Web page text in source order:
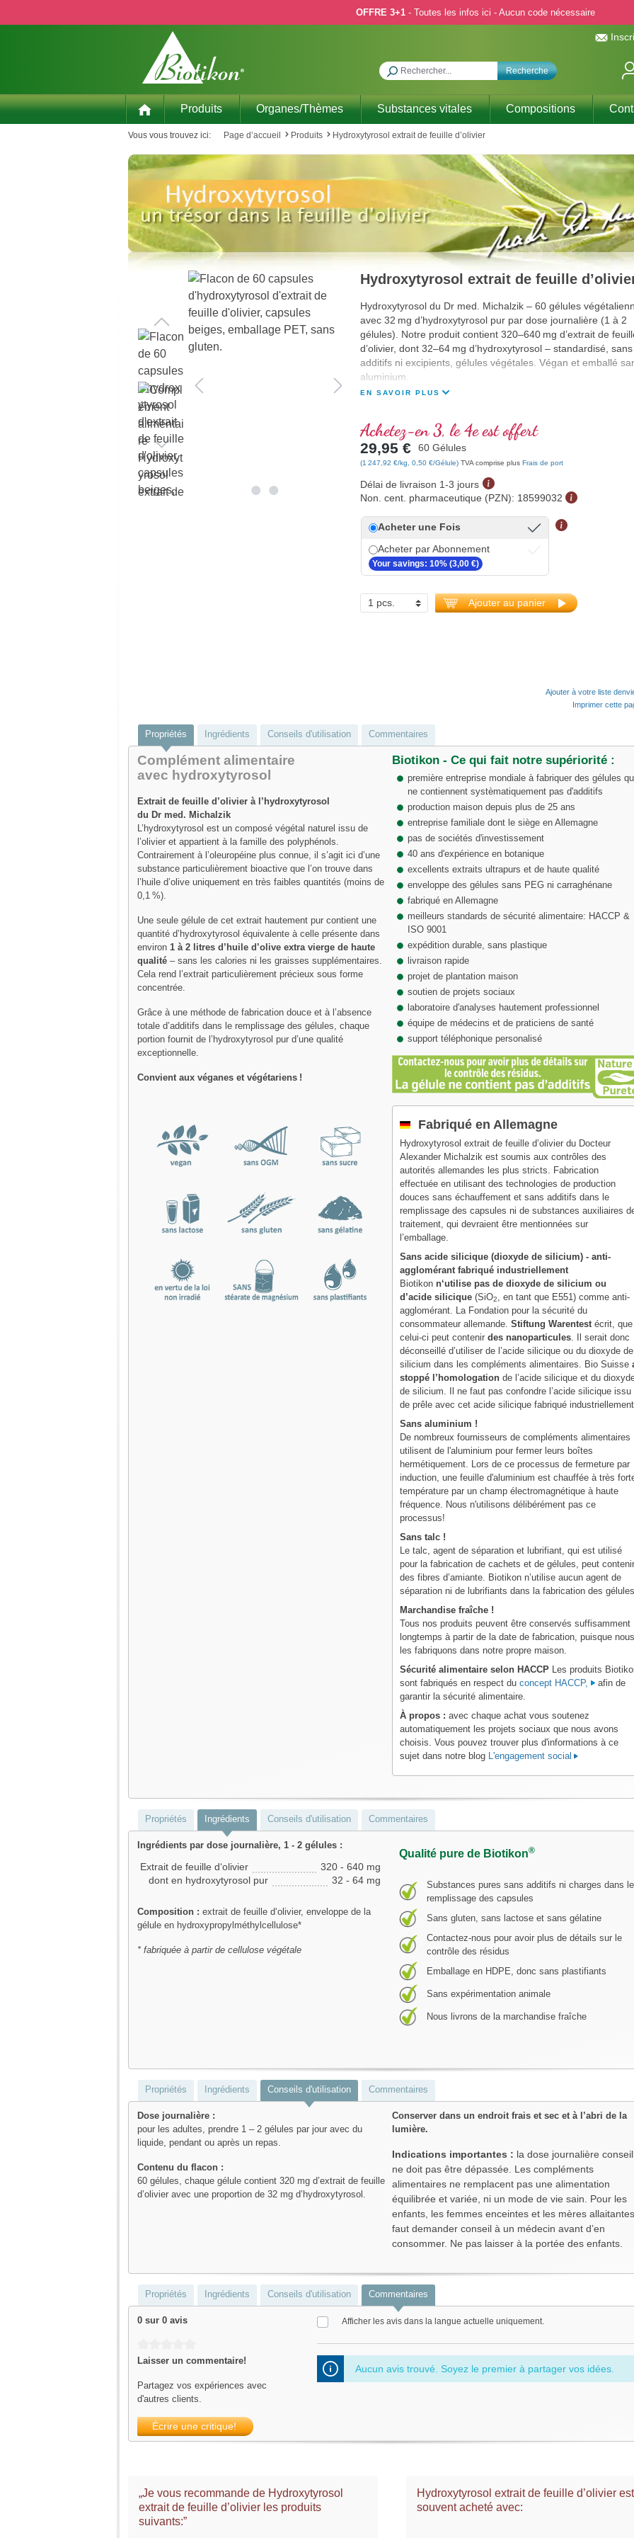
OFFRE 3+1 - Toutes les infos ici - Aucun code nécessaire
Recherche
Produits Organes/Thèmes Substances vitales Compositions
Vous vous trouvez ici: Page d’accueil Produits Hydroxytyrosol extrait de feuille d’olivier
Hydroxytyrosol extrait de feuille
Hydroxytyrosol du Dr med. Michalzik – 60 gélules
avec 32 mg d’hydroxytyrosol pur par dose journalière (1 à 2
gélules). Notre produit contient 320–640 mg d’extrait de
d’olivier, dont 32–64 mg d’hydroxytyrosol – standardisé, sans
additifs ni excipients, gélules végétales. Végan et emballé
aluminium.
EN SAVOIR PLUS
Achetez-en 3, le 4e est offert
29,95 € 60 Gélules
(1 247,92 €/kg, 0,50 €/Gélule) TVA comprise plus Frais de port
Délai de livraison 1-3 jours
Non. cent. pharmaceutique (PZN): 18599032
Acheter une Fois
Acheter par Abonnement
Your savings: 10% (3,00 €)
Ajouter au panier
Ajouter à votre liste
Imprimer cette
Propriétés Ingrédients Conseils d'utilisation Commentaires
Complément alimentaire
avec hydroxytyrosol
Extrait de feuille d’olivier à l’hydroxytyrosol
du Dr med. Michalzik
L’hydroxytyrosol est un composé végétal naturel issu de
l’olivier et appartient à la famille des polyphénols.
Contrairement à l’oleuropéine plus connue, il s’agit ici d’une
substance particulièrement bioactive que l’on trouve dans
l’huile d’olive uniquement en très faibles quantités (moins de
0,1 %).
Une seule gélule de cet extrait hautement pur contient une
quantité d’hydroxytyrosol équivalente à celle présente dans
environ 1 à 2 litres d’huile d’olive extra vierge de haute
qualité – sans les calories ni les graisses supplémentaires.
Cela rend l’extrait particulièrement précieux sous forme
concentrée.
Grâce à une méthode de fabrication douce et à l’absence
totale d’additifs dans le remplissage des gélules, chaque
portion fournit de l’hydroxytyrosol pur d’une qualité
exceptionnelle.
Convient aux véganes et végétariens !
Biotikon - Ce qui fait notre supériorité :
première entreprise mondiale à fabriquer des gélules
ne contiennent systèmatiquement pas d'additifs
production maison depuis plus de 25 ans
entreprise familiale dont le siège en Allemagne
pas de sociétés d'investissement
40 ans d'expérience en botanique
excellents extraits ultrapurs et de haute qualité
enveloppe des gélules sans PEG ni carraghénane
fabriqué en Allemagne
meilleurs standards de sécurité alimentaire: HACCP &
ISO 9001
expédition durable, sans plastique
livraison rapide
projet de plantation maison
soutien de projets sociaux
laboratoire d'analyses hautement professionnel
équipe de médecins et de praticiens de santé
support téléphonique personalisé
Fabriqué en Allemagne
Hydroxytyrosol extrait de feuille d’olivier du Docteur
Alexander Michalzik est soumis aux contrôles des
autorités allemandes les plus stricts. Fabrication
effectuée en utilisant des technologies de production
douces sans échauffement et sans additifs dans le
remplissage des capsules ni de substances auxiliaires
traitement, qui devraient être mentionnées sur
l’emballage.
Sans acide silicique (dioxyde de silicium) - anti-
agglomérant fabriqué industriellement
Biotikon n‘utilise pas de dioxyde de silicium ou
d’acide silicique (SiO2
, en tant que E551) comme anti-
agglomérant. La Fondation pour la sécurité du
consommateur allemande.Stiftung Warentest écrit, que
celui-ci peut contenirdes nanoparticules . Il serait donc
déconseillé d’utiliser de l’acide silicique ou du dioxyde de
silicium dans les compléments alimentaires. Bio Suisse
stoppé l’homologation de l’acide silicique et du
de silicium. Il ne faut pas confondre l’acide silicique issu
de prêle avec cet acide silicique fabriqué
Sans aluminium !
De nombreux fournisseurs de compléments alimentaires
utilisent de l'aluminium pour fermer leurs boîtes
hermétiquement. Lors de ce processus de fermeture par
induction, une feuille d'aluminium est chauffée à très
température par un champ électromagnétique à haute
fréquence. Nous n'utilisons délibérément pas ce
processus!
Sans talc !
Le talc, agent de séparation et lubrifiant, qui est utilisé
pour la fabrication de cachets et de gélules, peut
des fibres d’amiante. Biotikon n’utilise aucun agent de
séparation ni de lubrifiants dans la fabrication des
Marchandise fraîche !
Tous nos produits peuvent être conservés suffisamment
longtemps à partir de la date de fabrication, puisque
les fabriquons dans notre propre maison.
Sécurité alimentaire selon HACCP Les produits
sont fabriqués en respect duconcept HACCP,
afin de
garantir la sécurité alimentaire.
À propos : avec chaque achat vous soutenez
automatiquement les projets sociaux que nous avons
choisis. Vous pouvez trouver plus d'informations à ce
sujet dans notre blog
L'engagement social
Propriétés Ingrédients Conseils d'utilisation Commentaires
Ingrédients par dose journalière, 1 - 2 gélules :
Extrait de feuille d‘olivier
320 - 640 mg
dont en hydroxytyrosol pur
32 - 64 mg
Composition : extrait de feuille d‘olivier, enveloppe de la
gélule en hydroxypropylméthylcellulose*
* fabriquée à partir de cellulose végétale
Qualité pure de Biotikon®
Substances pures sans additifs ni charges dans le
remplissage des capsules
Sans gluten, sans lactose et sans gélatine
Contactez-nous pour avoir plus de détails sur le
contrôle des résidus
Emballage en HDPE, donc sans plastifiants
Sans expérimentation animale
Nous livrons de la marchandise fraîche
Propriétés Ingrédients Conseils d'utilisation Commentaires
Dose journalière :
pour les adultes, prendre 1 – 2 gélules par jour avec du
liquide, pendant ou après un repas.
Contenu du flacon :
60 gélules, chaque gélule contient 320 mg d’extrait de feuille
d’olivier avec une proportion de 32 mg d’hydroxytyrosol.
Conserver dans un endroit frais et sec et à l’abri de la
lumière.
Indications importantes : la dose journalière
ne doit pas être dépassée. Les compléments
alimentaires ne remplacent pas une alimentation
équilibrée et variée, ni un mode de vie sain. Pour les
enfants, les femmes enceintes et les mères
faut demander conseil à un médecin avant d’en
consommer. Ne pas laisser à la portée des enfants.
Propriétés Ingrédients Conseils d'utilisation Commentaires
0 sur 0 avis
Laisser un commentaire!
Partagez vos expériences avec
d'autres clients.
Écrire une critique!
Afficher les avis dans la langue actuelle uniquement.
Aucun avis trouvé. Soyez le premier à partager vos idées.
„Je vous recommande de Hydroxytyrosol
extrait de feuille d’olivier les produits
suivants:”
Hydroxytyrosol extrait de feuille d’olivier est
souvent acheté avec: